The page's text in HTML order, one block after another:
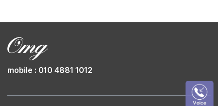
mobile : 010 4881 1012